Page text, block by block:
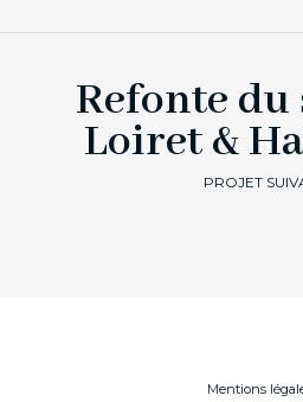
Refonte du
Loiret &
PROJET
Mentions